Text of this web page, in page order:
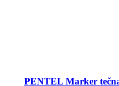
PENTEL Marker